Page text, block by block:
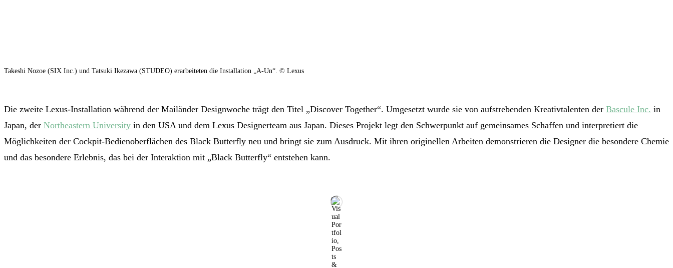
Takeshi Nozoe (SIX Inc.) und Tatsuki Ikezawa (STUDEO) erarbeiteten die Installation „A-Un“. © Lexus
Die zweite Lexus-Installation während der Mailänder Designwoche trägt den Titel „Discover Together“. Umgesetzt wurde sie von aufstrebenden Kreativtalenten der Bascule Inc. in
Japan, der Northeastern University in den USA und dem Lexus Designerteam aus Japan. Dieses Projekt legt den Schwerpunkt auf gemeinsames Schaffen und interpretiert die
Möglichkeiten der Cockpit-Bedienoberflächen des Black Butterfly neu und bringt sie zum Ausdruck. Mit ihren originellen Arbeiten demonstrieren die Designer die besondere Chemie
und das besondere Erlebnis, das bei der Interaktion mit „Black Butterfly“ entstehen kann.